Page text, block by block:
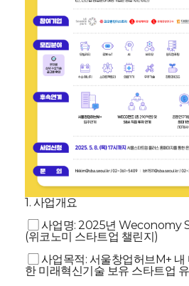
1. 사업개요
▢ 사업명: 2025년 Weconomy
(위코노미 스타트업 챌린지)
▢ 사업목적: 서울창업허브M+ 내
한 미래혁신기술 보유 스타트업